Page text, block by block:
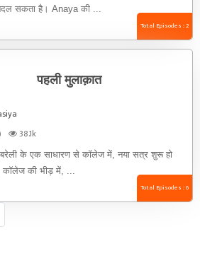
सकता है। Anaya की ...
Total Episodes : 2
पहली मुलाक़ात
38.1k
के एक साधारण से कॉलेज में, नया सत्र शुरू हो
कॉलेज की भीड़ में, ...
Total Episodes : 6